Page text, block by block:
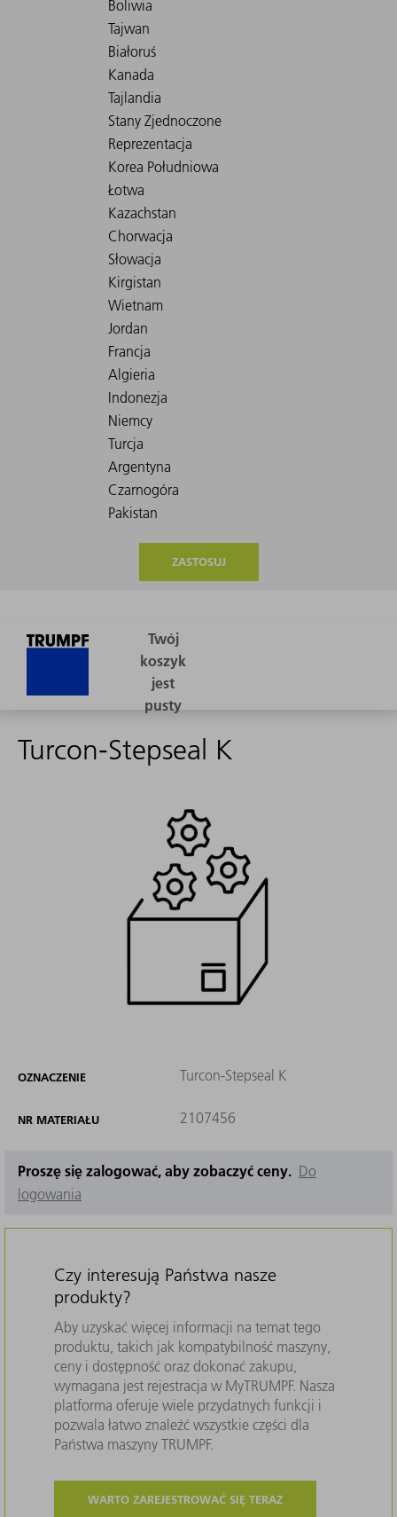
ZASTOSUJ
Turcon-Stepseal K
OZNACZENIE Turcon-Stepseal K
NR MATERIAŁU 2107456
Proszę się zalogować, aby zobaczyć ceny. Do
logowania
Czy interesują Państwa nasze
produkty?
Aby uzyskać więcej informacji na temat tego
produktu, takich jak kompatybilność maszyny,
ceny i dostępność oraz dokonać zakupu,
wymagana jest rejestracja w MyTRUMPF. Nasza
platforma oferuje wiele przydatnych funkcji i
pozwala łatwo znaleźć wszystkie części dla
Państwa maszyny TRUMPF.
WARTO ZAREJESTROWAĆ SIĘ TERAZ